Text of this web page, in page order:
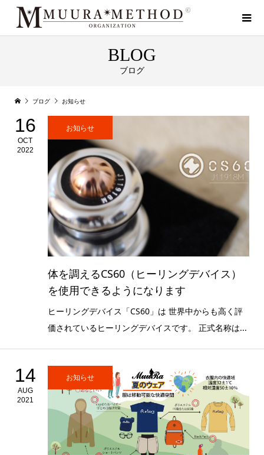
BLOG
ブログ
ブログ お知らせ
16
OCT
2022
お知らせ
体を調えるCS60（ヒーリングデバイス）
を使用できるようになります
ヒーリングデバイス「CS60」は 世界中からも高く評
価されているヒーリングデバイスです。 正式名称は...
14
AUG
2021
お知らせ